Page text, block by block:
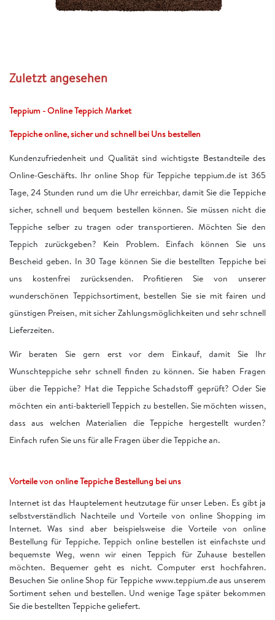
Zuletzt angesehen
Teppium - Online Teppich Market
Teppiche online, sicher und schnell bei Uns bestellen
Kundenzufriedenheit und Qualität sind wichtigste Bestandteile des
Online-Geschäfts. Ihr online Shop für Teppiche teppium.de ist 365
Tage, 24 Stunden rund um die Uhr erreichbar, damit Sie die Teppiche
sicher, schnell und bequem bestellen können. Sie müssen nicht die
Teppiche selber zu tragen oder transportieren. Möchten Sie den
Teppich zurückgeben? Kein Problem. Einfach können Sie uns
Bescheid geben. In 30 Tage können Sie die bestellten Teppiche bei
uns kostenfrei zurücksenden. Profitieren Sie von unserer
wunderschönen Teppichsortiment, bestellen Sie sie mit fairen und
günstigen Preisen, mit sicher Zahlungsmöglichkeiten und sehr schnell
Lieferzeiten.
Wir beraten Sie gern erst vor dem Einkauf, damit Sie Ihr
Wunschteppiche sehr schnell finden zu können. Sie haben Fragen
über die Teppiche? Hat die Teppiche Schadstoff geprüft? Oder Sie
möchten ein anti-bakteriell Teppich zu bestellen. Sie möchten wissen,
dass aus welchen Materialien die Teppiche hergestellt wurden?
Einfach rufen Sie uns für alle Fragen über die Teppiche an.
Vorteile von online Teppiche Bestellung bei uns
Internet ist das Hauptelement heutzutage für unser Leben. Es gibt ja
selbstverständlich Nachteile und Vorteile von online Shopping im
Internet. Was sind aber beispielsweise die Vorteile von online
Bestellung für Teppiche. Teppich online bestellen ist einfachste und
bequemste Weg, wenn wir einen Teppich für Zuhause bestellen
möchten. Bequemer geht es nicht. Computer erst hochfahren.
Besuchen Sie online Shop für Teppiche www.teppium.de aus unserem
Sortiment sehen und bestellen. Und wenige Tage später bekommen
Sie die bestellten Teppiche geliefert.